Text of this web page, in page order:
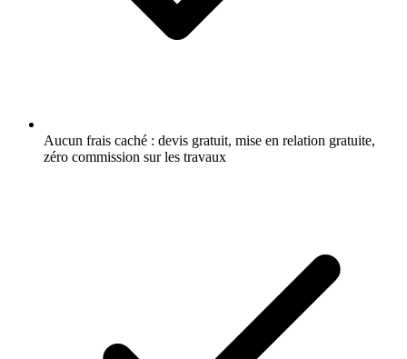
Aucun frais caché : devis gratuit, mise en relation gratuite,
zéro commission sur les travaux